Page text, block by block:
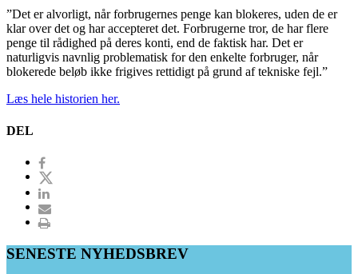
”Det er alvorligt, når forbrugernes penge kan blokeres, uden de er
klar over det og har accepteret det. Forbrugerne tror, de har flere
penge til rådighed på deres konti, end de faktisk har. Det er
naturligvis navnlig problematisk for den enkelte forbruger, når
blokerede beløb ikke frigives rettidigt på grund af tekniske fejl.”
Læs hele historien her.
DEL
SENESTE NYHEDSBREV